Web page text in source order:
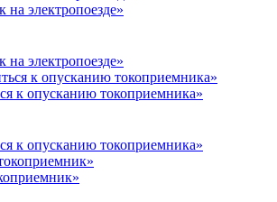
электропоезде»
электропоезде»
к опусканию токоприемника»
к опусканию токоприемника»